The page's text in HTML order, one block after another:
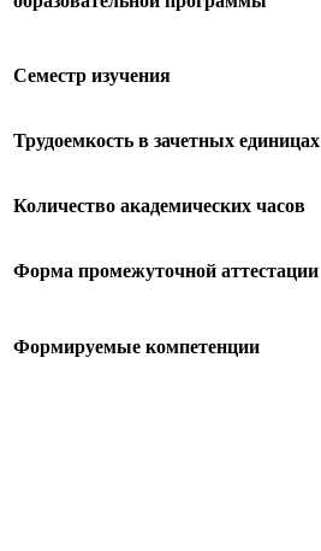
Семестр изучения
Трудоемкость в зачетных единицах
Количество академических часов
Форма промежуточной аттестации
Формируемые компетенции